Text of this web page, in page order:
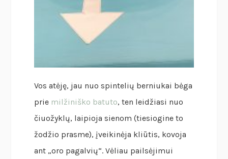
Vos atėję, jau nuo spintelių berniukai bėga
prie milžiniško batuto, ten leidžiasi nuo
čiuožyklų, laipioja sienom (tiesiogine to
žodžio prasme), įveikinėja kliūtis, kovoja
ant „oro pagalvių“. Vėliau pailsėjimui